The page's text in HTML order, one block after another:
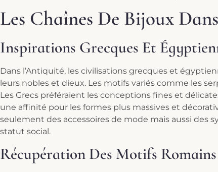
Les Chaînes De Bijoux
Inspirations Grecques Et
Dans l’Antiquité, les civilisations grecques et
leurs nobles et dieux. Les motifs variés comme les
Les Grecs préféraient les conceptions fines et
une affinité pour les formes plus massives et
seulement des accessoires de mode mais aussi des
statut social.
Récupération Des Motifs Romains